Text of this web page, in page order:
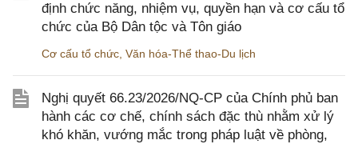
định chức năng, nhiệm vụ, quyền hạn và cơ cấu tổ
chức của Bộ Dân tộc và Tôn giáo
Cơ cấu tổ chức Văn hóa-Thể thao-Du lịch
Nghị quyết 66.23/2026/NQ-CP của Chính phủ ban
hành các cơ chế, chính sách đặc thù nhằm xử lý
khó khăn, vướng mắc trong pháp luật về phòng,